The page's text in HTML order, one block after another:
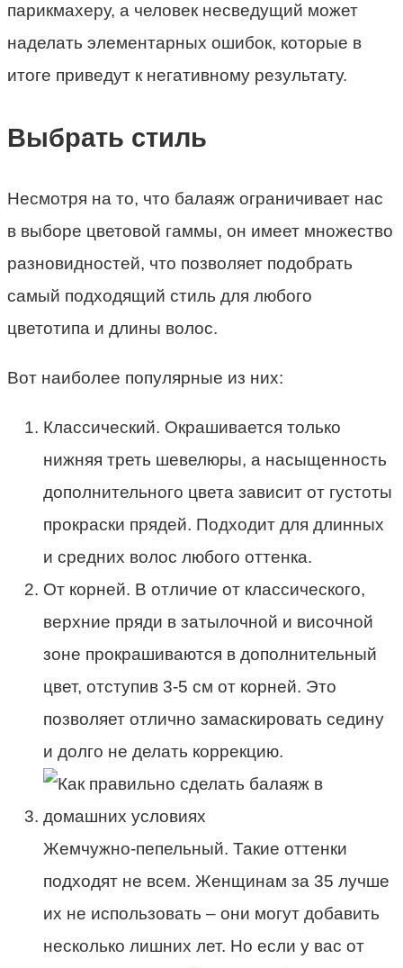
парикмахеру, а человек несведущий может
наделать элементарных ошибок, которые в
итоге приведут к негативному результату.
Выбрать стиль
Несмотря на то, что балаяж ограничивает нас
в выборе цветовой гаммы, он имеет множество
разновидностей, что позволяет подобрать
самый подходящий стиль для любого
цветотипа и длины волос.
Вот наиболее популярные из них:
Классический. Окрашивается только
нижняя треть шевелюры, а насыщенность
дополнительного цвета зависит от густоты
прокраски прядей. Подходит для длинных
и средних волос любого оттенка.
От корней. В отличие от классического,
верхние пряди в затылочной и височной
зоне прокрашиваются в дополнительный
цвет, отступив 3-5 см от корней. Это
позволяет отлично замаскировать седину
и долго не делать коррекцию.
Жемчужно-пепельный. Такие оттенки
подходят не всем. Женщинам за 35 лучше
их не использовать – они могут добавить
несколько лишних лет. Но если у вас от